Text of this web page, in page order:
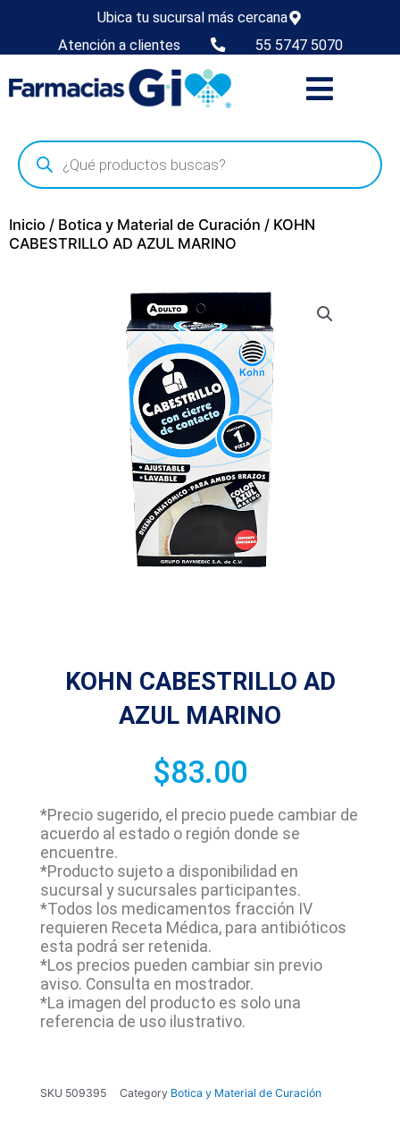
Ubica tu sucursal más cercana
Atención a clientes
55 5747 5070
Inicio / Botica y Material de Curación / KOHN
CABESTRILLO AD AZUL MARINO
KOHN CABESTRILLO AD
AZUL MARINO
$83.00
*Precio sugerido, el precio puede cambiar de
acuerdo al estado o región donde se
encuentre.
*Producto sujeto a disponibilidad en
sucursal y sucursales participantes.
*Todos los medicamentos fracción IV
requieren Receta Médica, para antibióticos
esta podrá ser retenida.
*Los precios pueden cambiar sin previo
aviso. Consulta en mostrador.
*La imagen del producto es solo una
referencia de uso ilustrativo.
SKU 509395 Category Botica y Material de Curación